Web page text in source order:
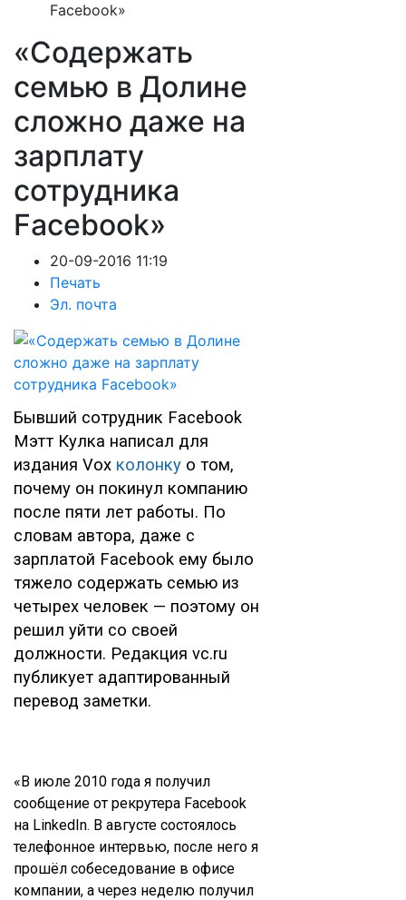
Facebook»
«Содержать
семью в Долине
сложно даже на
зарплату
сотрудника
Facebook»
20-09-2016 11:19
Печать
Эл. почта
Бывший сотрудник Facebook
Мэтт Кулка написал для
издания Vox колонку о том,
почему он покинул компанию
после пяти лет работы. По
словам автора, даже с
зарплатой Facebook ему было
тяжело содержать семью из
четырех человек — поэтому он
решил уйти со своей
должности. Редакция vc.ru
публикует адаптированный
перевод заметки.
«В июле 2010 года я получил
сообщение от рекрутера Facebook
на LinkedIn. В августе состоялось
телефонное интервью, после него я
прошёл собеседование в офисе
компании, а через неделю получил